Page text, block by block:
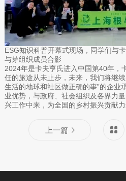
ESG知识科普开幕式现场，同学们与
与芽组织成员合影
2024年是卡夫亨氏进入中国第40年，
任的旅途从未止步，未来，我们将继
生活的地球和社区做正确的事”的企业
业优势，与政府、社会组织及各界力
兴工作中来，为全国的乡村振兴贡献力
上一篇